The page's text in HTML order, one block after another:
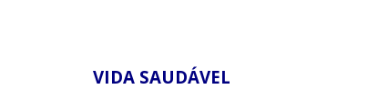
VIDA SAUDÁVEL